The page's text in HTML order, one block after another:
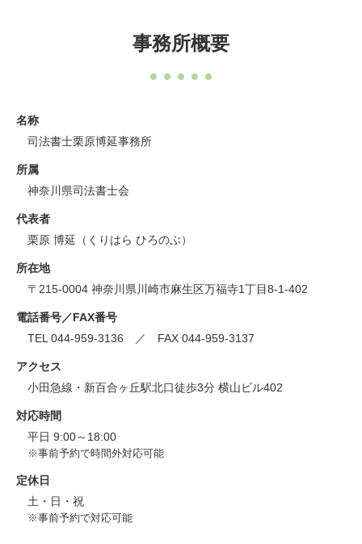
事務所概要
名称
司法書士栗原博延事務所
所属
神奈川県司法書士会
代表者
栗原 博延（くりはら ひろのぶ）
所在地
〒215-0004 神奈川県川崎市麻生区万福寺1丁目8-1-402
電話番号／FAX番号
TEL 044-959-3136 ／ FAX 044-959-3137
アクセス
小田急線・新百合ヶ丘駅北口徒歩3分 横山ビル402
対応時間
平日 9:00～18:00
※事前予約で時間外対応可能
定休日
土・日・祝
※事前予約で対応可能